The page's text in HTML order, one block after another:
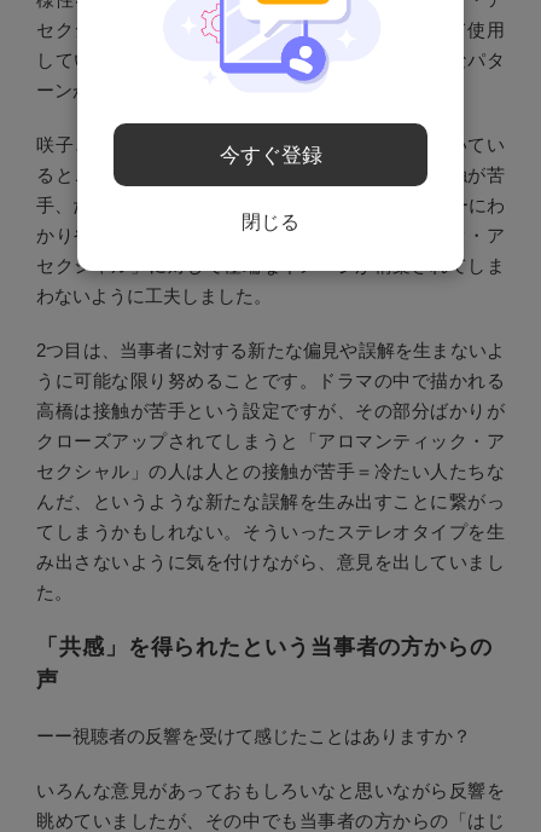
セクシャル」という言葉をアイデンティティとして使用
している方々は沢山いるけれど、その中にも様々なパタ
ーンがあることを何よりも大切に考えました。
咲子と高橋をあえて異なるキャラクター設定で描いてい
るところにもその意図が現れています。高橋は接触が苦
手、だけど咲子はそうではない。2人のキャラクターにわ
かりやすく違いをつけることで「アロマンティック・ア
セクシャル」に対して極端なイメージが構築されてしま
わないように工夫しました。
2つ目は、当事者に対する新たな偏見や誤解を生まないよ
うに可能な限り努めることです。ドラマの中で描かれる
高橋は接触が苦手という設定ですが、その部分ばかりが
クローズアップされてしまうと「アロマンティック・ア
セクシャル」の人は人との接触が苦手＝冷たい人たちな
んだ、というような新たな誤解を生み出すことに繋がっ
てしまうかもしれない。そういったステレオタイプを生
み出さないように気を付けながら、意見を出していまし
た。
「共感」を得られたという当事者の方からの
声
ーー視聴者の反響を受けて感じたことはありますか？
いろんな意見があっておもしろいなと思いながら反響を
眺めていましたが、その中でも当事者の方からの「はじ
今すぐ登録
閉じる